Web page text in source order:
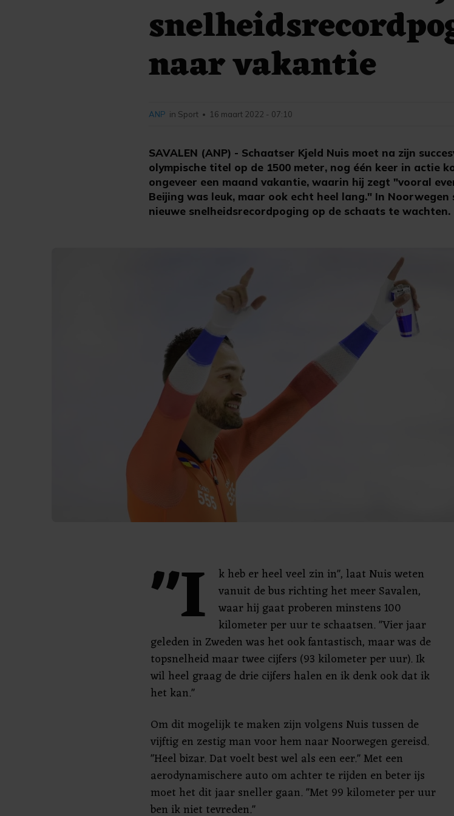
naar vakantie
SAVALEN (ANP) - Schaatser Kjeld Nuis moet na zijn
olympische titel op de 1500 meter, nog één keer in actie
ongeveer een maand vakantie, waarin hij zegt "vooral
Beijing was leuk, maar ook echt heel lang." In
nieuwe snelheidsrecordpoging op de schaats te wachten.
ANP in Sport • 16 maart 2022 - 07:10
"I
k heb er heel veel zin in", laat Nuis weten
vanuit de bus richting het meer Savalen,
waar hij gaat proberen minstens 100
kilometer per uur te schaatsen. "Vier jaar
geleden in Zweden was het ook fantastisch, maar was de
topsnelheid maar twee cijfers (93 kilometer per uur). Ik
wil heel graag de drie cijfers halen en ik denk ook dat ik
het kan."
Om dit mogelijk te maken zijn volgens Nuis tussen de
vijftig en zestig man voor hem naar Noorwegen gereisd.
"Heel bizar. Dat voelt best wel als een eer." Met een
aerodynamischere auto om achter te rijden en beter ijs
moet het dit jaar sneller gaan. "Met 99 kilometer per uur
ben ik niet tevreden."